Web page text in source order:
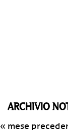
ARCHIVIO
« mese